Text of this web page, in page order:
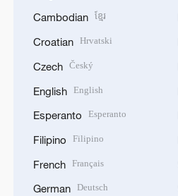
Cambodian ខ្មែរ
Croatian Hrvatski
Czech Český
English English
Esperanto Esperanto
Filipino Filipino
French Français
German Deutsch